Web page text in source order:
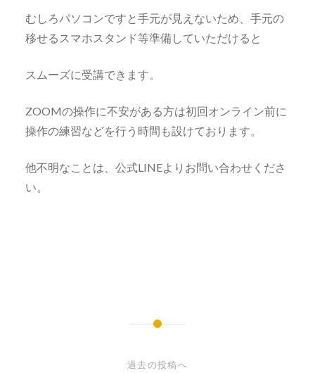
むしろパソコンですと手元が見えないため、手元の
移せるスマホスタンド等準備していただけると
スムーズに受講できます。
ZOOMの操作に不安がある方は初回オンライン前に
操作の練習などを行う時間も設けております。
他不明なことは、公式LINEよりお問い合わせくださ
い。
過去の投稿へ